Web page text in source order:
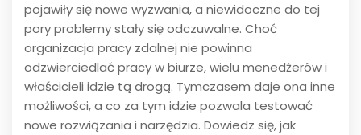
pojawiły się nowe wyzwania, a niewidoczne do tej
pory problemy stały się odczuwalne. Choć
organizacja pracy zdalnej nie powinna
odzwierciedlać pracy w biurze, wielu menedżerów i
właścicieli idzie tą drogą. Tymczasem daje ona inne
możliwości, a co za tym idzie pozwala testować
nowe rozwiązania i narzędzia. Dowiedz się, jak